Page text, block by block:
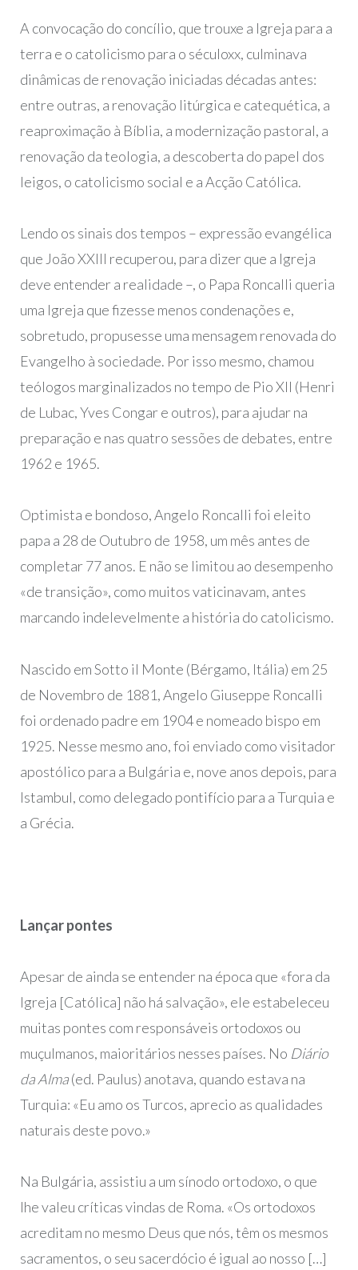
A convocação do concílio, que trouxe a Igreja para a
terra e o catolicismo para o séculoxx, culminava
dinâmicas de renovação iniciadas décadas antes:
entre outras, a renovação litúrgica e catequética, a
reaproximação à Bíblia, a modernização pastoral, a
renovação da teologia, a descoberta do papel dos
leigos, o catolicismo social e a Acção Católica.
Lendo os sinais dos tempos – expressão evangélica
que João XXIII recuperou, para dizer que a Igreja
deve entender a realidade –, o Papa Roncalli queria
uma Igreja que fizesse menos condenações e,
sobretudo, propusesse uma mensagem renovada do
Evangelho à sociedade. Por isso mesmo, chamou
teólogos marginalizados no tempo de Pio XII (Henri
de Lubac, Yves Congar e outros), para ajudar na
preparação e nas quatro sessões de debates, entre
1962 e 1965.
Optimista e bondoso, Angelo Roncalli foi eleito
papa a 28 de Outubro de 1958, um mês antes de
completar 77 anos. E não se limitou ao desempenho
«de transição», como muitos vaticinavam, antes
marcando indelevelmente a história do catolicismo.
Nascido em Sotto il Monte (Bérgamo, Itália) em 25
de Novembro de 1881, Angelo Giuseppe Roncalli
foi ordenado padre em 1904 e nomeado bispo em
1925. Nesse mesmo ano, foi enviado como visitador
apostólico para a Bulgária e, nove anos depois, para
Istambul, como delegado pontifício para a Turquia e
a Grécia.
Lançar pontes
Apesar de ainda se entender na época que «fora da
Igreja [Católica] não há salvação», ele estabeleceu
muitas pontes com responsáveis ortodoxos ou
muçulmanos, maioritários nesses países. No Diário
da Alma(ed. Paulus) anotava, quando estava na
Turquia: «Eu amo os Turcos, aprecio as qualidades
naturais deste povo.»
Na Bulgária, assistiu a um sínodo ortodoxo, o que
lhe valeu críticas vindas de Roma. «Os ortodoxos
acreditam no mesmo Deus que nós, têm os mesmos
sacramentos, o seu sacerdócio é igual ao nosso […]